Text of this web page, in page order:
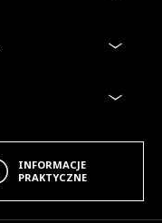
INFORMACJE
PRAKTYCZNE